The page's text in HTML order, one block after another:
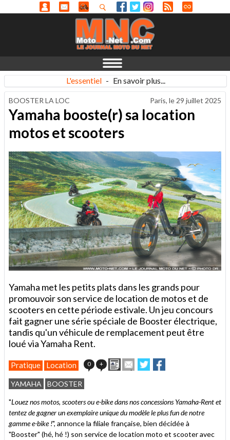
L'essentiel - En savoir plus...
BOOSTER LA LOC Paris, le 29 juillet 2025
Yamaha booste(r) sa location
motos et scooters
Yamaha met les petits plats dans les grands pour
promouvoir son service de location de motos et de
scooters en cette période estivale. Un jeu concours
fait gagner une série spéciale de Booster électrique,
tandis qu'un véhicule de remplacement peut être
loué via Yamaha Rent.
Pratique Location 0 + ImprimerEnvoyer
cet
ami
Partager
sur
sur
YAMAHA BOOSTER
"Louez nos motos, scooters ou e-bike dans nos concessions Yamaha-Rent et
tentez de gagner un exemplaire unique du modèle le plus fun de notre
gamme e-bike !", annonce la filiale française, bien décidée à
"Booster" (hé, hé !) son service de location moto et scooter avec